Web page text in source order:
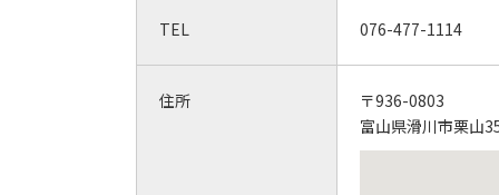
TEL 076-477-1114
住所
〒936-0803
富山県滑川市栗山